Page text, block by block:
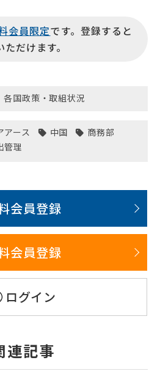
会員限定です。登録すると
だけます。
各国政策・取組状況
アース 中国
商務部
管理
会員登録
会員登録
ログイン
連記事